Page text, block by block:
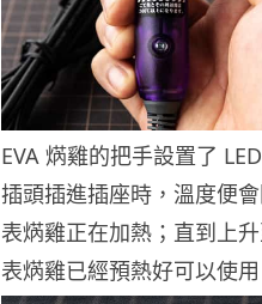
EVA 焫雞的把手設置了
插頭插進插座時，溫度便
表焫雞正在加熱；直到上
表焫雞已經預熱好可以使用